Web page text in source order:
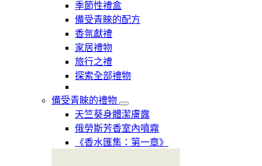
季節性禮盒
備受青睞的配方
香氛獻禮
家居禮物
旅行之禮
探索全部禮物
備受青睞的禮物
天竺葵身體潔膚露
俄勞斯芳香室內噴霧
《香水匯集：第一章》​